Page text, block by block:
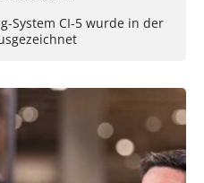
System CI-5 wurde in der